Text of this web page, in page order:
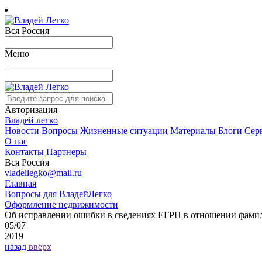
Вся Россия
Меню
Авторизация
Владей легко
Новости Вопросы Жизненные ситуации Материалы Блоги
О нас
Контакты Партнеры
Вся Россия
vladeilegko@mail.ru
Главная
Вопросы для ВладейЛегко
Оформление недвижимости
Об исправлении ошибки в сведениях ЕГРН в отношении
05/07
2019
назад вверх